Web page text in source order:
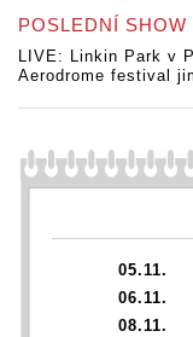
POSLEDNÍ
LIVE: Linkin Park v
Aerodrome festival
05.11.
06.11.
08.11.